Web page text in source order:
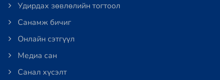
Удирдах зөвлөлийн тогтоол
Санамж бичиг
Онлайн сэтгүүл
Медиа сан
Санал хүсэлт